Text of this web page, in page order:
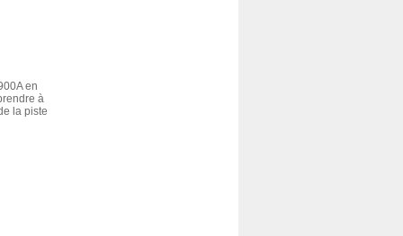
en
à
la piste